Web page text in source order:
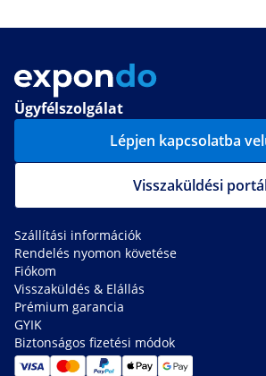
Ügyfélszolgálat
Lépjen kapcsolatba
Visszaküldési
Szállítási információk
Rendelés nyomon követése
Fiókom
Visszaküldés & Elállás
Prémium garancia
GYIK
Biztonságos fizetési módok